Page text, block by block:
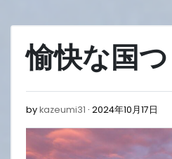
愉快な国
bykazeumi31 2024年10月17日